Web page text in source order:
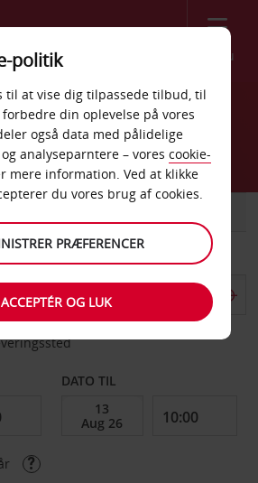
Menu
DATO TIL
politik
til at vise dig tilpassede tilbud, til
din oplevelse på vores
også data med pålidelige
analyseparntere – vores cookie-
mere information. Ved at klikke
du vores brug af cookies.
PRÆFERENCER
ACCEPTÉR OG LUK